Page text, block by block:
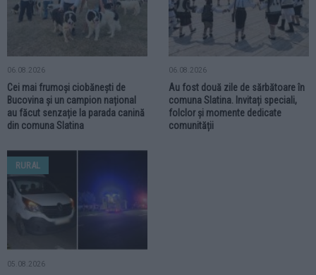
06.08.2026
Cei mai frumoși ciobănești de
Bucovina și un campion național
au făcut senzație la parada canină
din comuna Slatina
06.08.2026
Au fost două zile de sărbătoare în
comuna Slatina. Invitați speciali,
folclor și momente dedicate
comunității
RURAL
05.08.2026